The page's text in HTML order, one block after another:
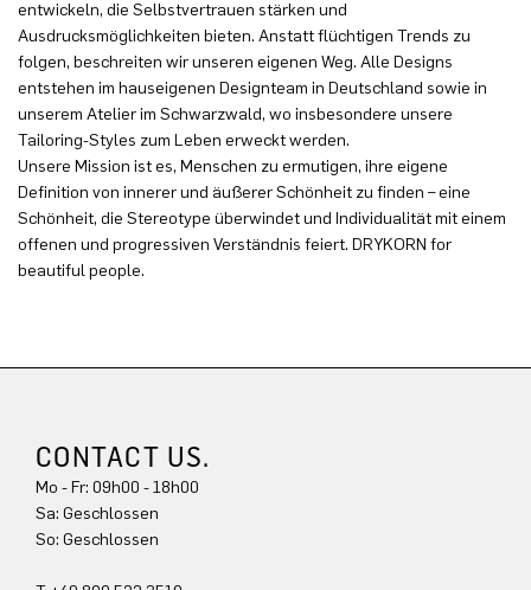
entwickeln, die Selbstvertrauen stärken und
Ausdrucksmöglichkeiten bieten. Anstatt flüchtigen Trends zu
folgen, beschreiten wir unseren eigenen Weg. Alle Designs
entstehen im hauseigenen Designteam in Deutschland sowie in
unserem Atelier im Schwarzwald, wo insbesondere unsere
Tailoring-Styles zum Leben erweckt werden.
Unsere Mission ist es, Menschen zu ermutigen, ihre eigene
Definition von innerer und äußerer Schönheit zu finden – eine
Schönheit, die Stereotype überwindet und Individualität mit einem
offenen und progressiven Verständnis feiert. DRYKORN for
beautiful people.
CONTACT US.
Mo - Fr: 09h00 - 18h00
Sa: Geschlossen
So: Geschlossen